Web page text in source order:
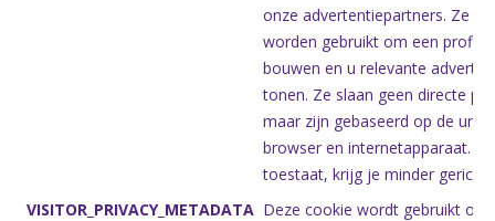
onze advertentiepartners. Ze
worden gebruikt om een profiel
bouwen en u relevante
tonen. Ze slaan geen directe
maar zijn gebaseerd op de
browser en internetapparaat.
toestaat, krijg je minder
VISITOR_PRIVACY_METADATA Deze cookie wordt gebruikt om